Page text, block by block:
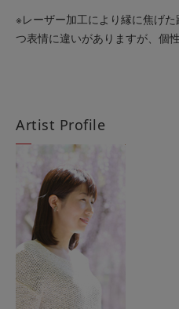
※レーザー加工により縁に焦げ
つ表情に違いがありますが、個
Artist Profile